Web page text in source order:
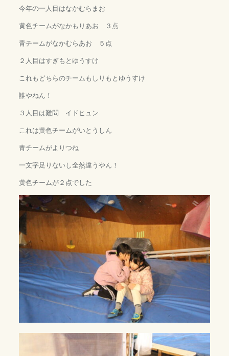
今年の一人目はなかむらまお
黄色チームがなかもりあお ３点
青チームがなかむらあお ５点
２人目はすぎもとゆうすけ
これもどちらのチームもしりもとゆうすけ
誰やねん！
３人目は難問 イドヒュン
これは黄色チームがいとうしん
青チームがよりつね
一文字足りないし全然違うやん！
黄色チームが２点でした